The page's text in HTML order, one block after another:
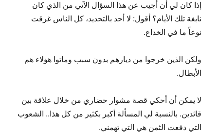
إذا كان لي أن أجيب عن هذا السؤال الآتي من الذي كان
نابغة تلك الأيام؟ أقول: لا أحد بالتحديد، كل الناس غرقت
نوعاً ما في الخداع.
ولكن الذين خرجوا من ديارهم بدون سبب وماتوا هؤلاء هم
الأبطال.
لا يمكن أن أحكي قصة مشوار حضاري من خلال علاقة بين
قائدين. بالنسبة لي المسألة أكبر بكثير من كل هذا.. الشعوب
التي دفعت الثمن هي التي تهمني.